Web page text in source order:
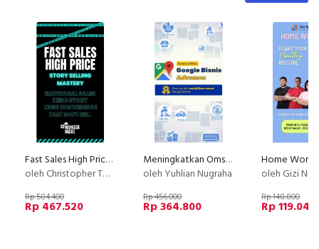
Fast Sales High Price with Story Selling
oleh Christopher Tobing
Rp 584.400
Rp 467.520
Meningkatkan Omset Bisnis di Google Maps lewat Optimasi Google Bisnis
oleh Yuhlian Nugraha
Rp 456.000
Rp 364.800
oleh Gizi
Rp 148.800
Rp 119.040